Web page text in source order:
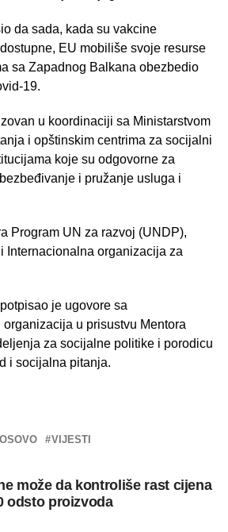
da sada, kada su vakcine
EU mobiliše svoje resurse
sa Zapadnog Balkana obezbedio
19.
u koordinaciji sa Ministarstvom
i opštinskim centrima za socijalni
koje su odgovorne za
i pružanje usluga i
Program UN za razvoj (UNDP),
Internacionalna organizacija za
je ugovore sa
u prisustvu Mentora
za socijalne politike i porodicu
i socijalna pitanja.
VIJESTI
može da kontroliše rast cijena
odsto proizvoda